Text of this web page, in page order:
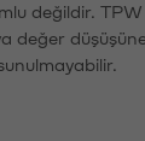
değildir. TPW
değer